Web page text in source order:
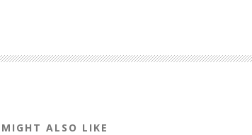
ALSO LIKE